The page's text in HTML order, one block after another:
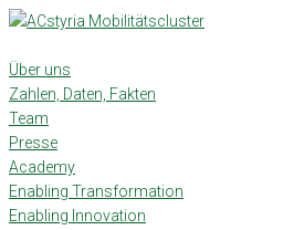
Skip
content
Über uns
Zahlen, Daten, Fakten
Team
Presse
Academy
Enabling Transformation
Enabling Innovation